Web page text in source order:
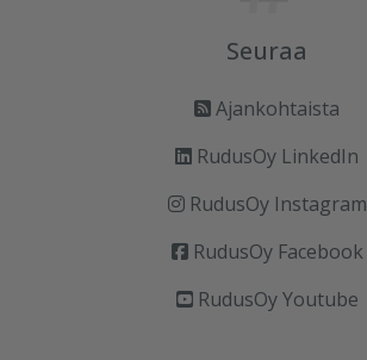
Seuraa
Ajankohtaista
RudusOy LinkedIn
RudusOy Instagram
RudusOy Facebook
RudusOy Youtube